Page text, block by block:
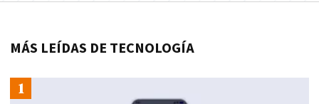
MÁS LEÍDAS DE TECNOLOGÍA